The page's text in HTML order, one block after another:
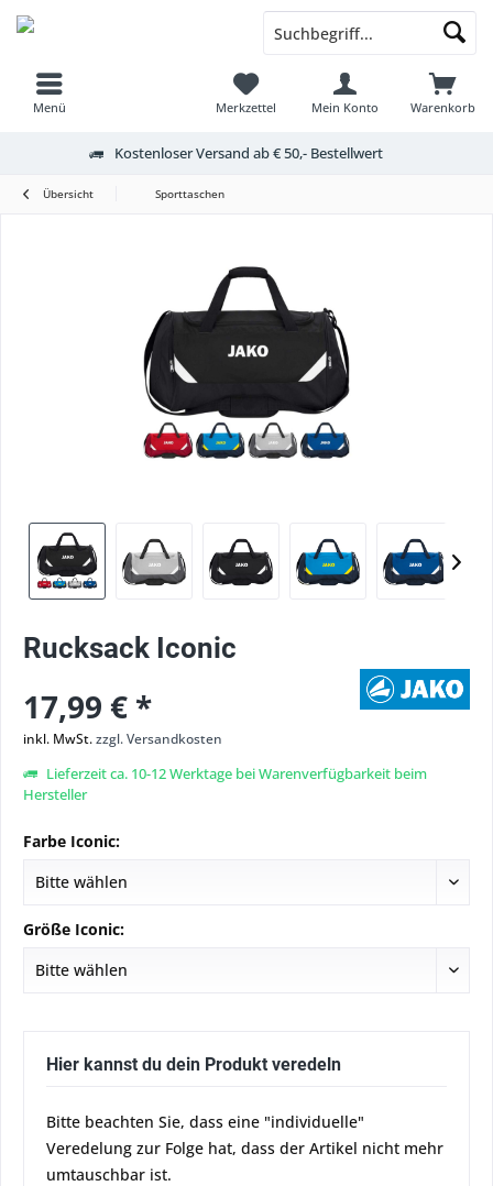
Menü Warenkorb
Merkzettel Mein Konto
Kostenloser Versand ab € 50,- Bestellwert
Übersicht Sporttaschen
Rucksack Iconic
17,99 € *
inkl. MwSt.zzgl. Versandkosten
Lieferzeit ca. 10-12 Werktage bei Warenverfügbarkeit beim
Hersteller
Farbe Iconic:
Größe Iconic:
Hier kannst du dein Produkt veredeln
Bitte beachten Sie, dass eine "individuelle"
Veredelung zur Folge hat, dass der Artikel nicht mehr
umtauschbar ist.